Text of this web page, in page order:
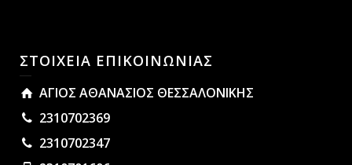
ΣΤΟΙΧΕΙΑ ΕΠΙΚΟΙΝΩΝΙΑΣ
ΑΓΙΟΣ ΑΘΑΝΑΣΙΟΣ ΘΕΣΣΑΛΟΝΙΚΗΣ
2310702369
2310702347